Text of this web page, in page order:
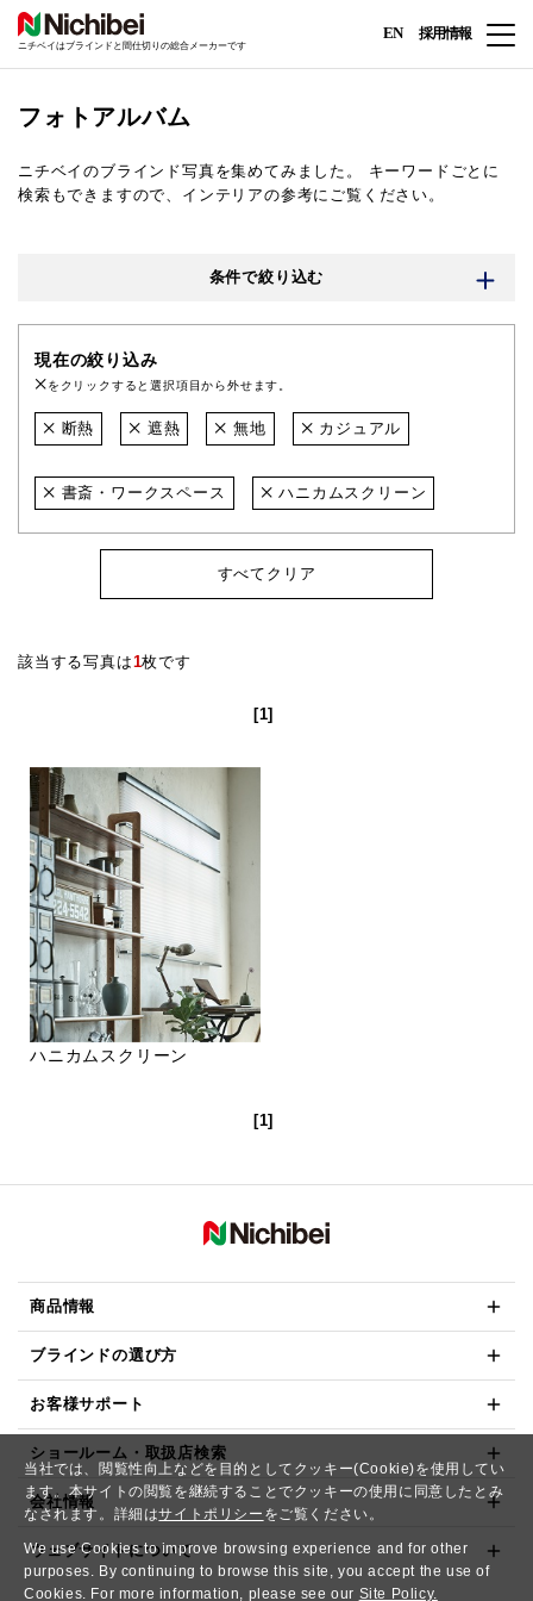
当社では、閲覧性向上などを目的としてクッキー(Cookie)を使用してい
ます。本サイトの閲覧を継続することでクッキーの使用に同意したとみ
なされます。詳細はサイトポリシー をご覧ください。
We use Cookies to improve browsing experience and for other
purposes. By continuing to browse this site, you accept the use of
Cookies. For more information, please see our Site Policy.
ニチベイはブラインドと間仕切りの総合メーカーです
EN 採用情報
フォトアルバム
ニチベイのブラインド写真を集めてみました。
キーワードごとに
検索もできますので、インテリアの参考にご覧ください。
条件で絞り込む
現在の絞り込み
をクリックすると選択項目から外せます。
断熱 遮熱 無地 カジュアル
書斎・ワークスペース ハニカムスクリーン
すべてクリア
該当する写真は1枚です
[1]
ハニカムスクリーン
[1]
商品情報
ブラインドの選び方
お客様サポート
ショールーム・取扱店検索
会社情報
ウェブサイトについて